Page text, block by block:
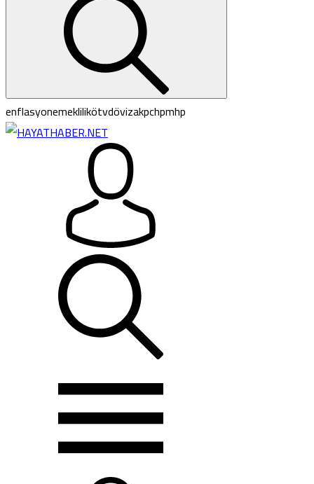
enflasyonemeklilikötvdövizakpchpmhp